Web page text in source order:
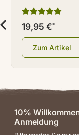
mg
19,95 €*
Zum Artikel
10%
Anmeldung